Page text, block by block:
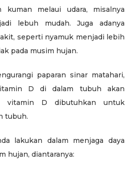
kuman melaui udara, misalnya
lebuh mudah. Juga adanya
seperti nyamuk menjadi lebih
pada musim hujan.
paparan sinar matahari,
D di dalam tubuh akan
vitamin D dibutuhkan untuk
tubuh.
lakukan dalam menjaga daya
hujan, diantaranya: